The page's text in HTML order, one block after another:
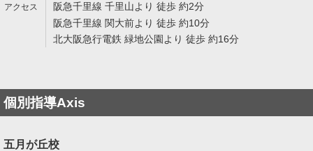
阪急千里線 千里山より 徒歩 約2分
阪急千里線 関大前より 徒歩 約10分
北大阪急行電鉄 緑地公園より 徒歩 約16分
個別指導Axis
五月が丘校